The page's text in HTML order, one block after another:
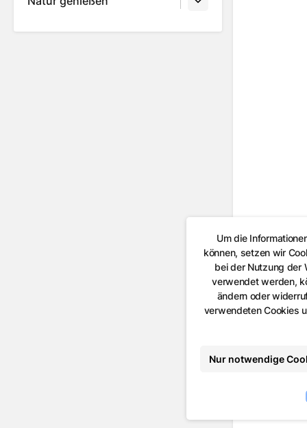
Um die
können, setzen wir
bei der Nutzung der
verwendet werden,
ändern oder
verwendeten Cookies
Nur notwendige